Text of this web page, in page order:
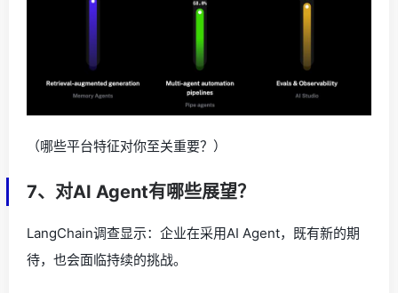
（哪些平台特征对你至关重要？）
7、对AI Agent有哪些展望？
LangChain调查显示：企业在采用AI Agent，既有新的期
待，也会面临持续的挑战。